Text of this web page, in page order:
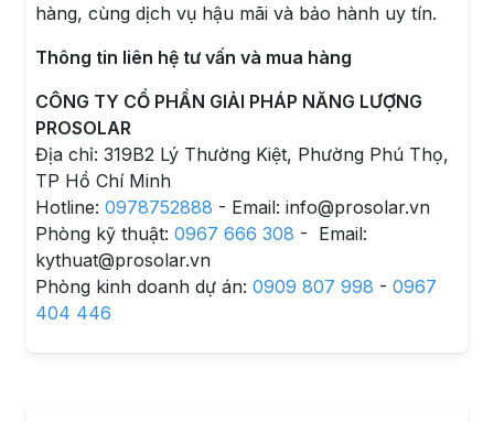
hàng, cùng dịch vụ hậu mãi và bảo hành uy tín.
Thông tin liên hệ tư vấn và mua hàng
CÔNG TY CỔ PHẦN GIẢI PHÁP NĂNG LƯỢNG
PROSOLAR
Địa chỉ: 319B2 Lý Thường Kiệt, Phường Phú Thọ,
TP Hồ Chí Minh
Hotline: 0978752888 - Email: info@prosolar.vn
Phòng kỹ thuật: 0967 666 308 - Email:
kythuat@prosolar.vn
Phòng kinh doanh dự án: 0909 807 998 - 0967
404 446